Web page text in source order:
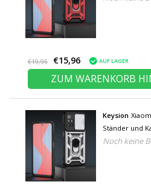
€19,95 €15,96 AUF LAGER
ZUM WARENKORB
Keysion
Ständer und
Cover Case
Noch keine